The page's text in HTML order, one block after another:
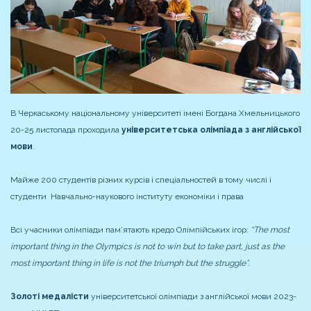
В Черкаському національному університеті імені Богдана Хмельницького
20-25 листопада проходила університетська олімпіада з англійської
мови.
Майже 200 студентів різних курсів і спеціальностей в тому числі і
студенти Навчально-наукового інституту економіки і права
Всі учасники олімпіади пам’ятають кредо Олімпійських ігор: “The most
important thing in the Olympics is not to win but to take part, just as the
most important thing in life is not the triumph but the struggle”.
Золоті медалісти університетської олімпіади з англійської мови 2023-